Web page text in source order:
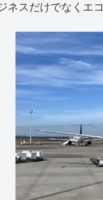
ネスだけでなくエ